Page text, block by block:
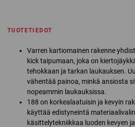
TUOTETIEDOT
Varren kartiomainen rakenne
kick taipumaan, joka on
tehokkaan ja tarkan laukauksen.
vähentää painoa, minkä ansiosta
nopeammin laukauksissa.
188 on korkealaatuisin ja kevyin
käyttää edistyneintä
käsittelytekniikkaa luoden kevyen